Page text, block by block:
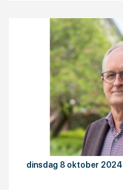
dinsdag 8 oktober 2024